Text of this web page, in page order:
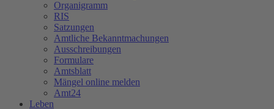
Organigramm
RIS
Satzungen
Amtliche Bekanntmachungen
Ausschreibungen
Formulare
Amtsblatt
Mängel online melden
Amt24
Leben